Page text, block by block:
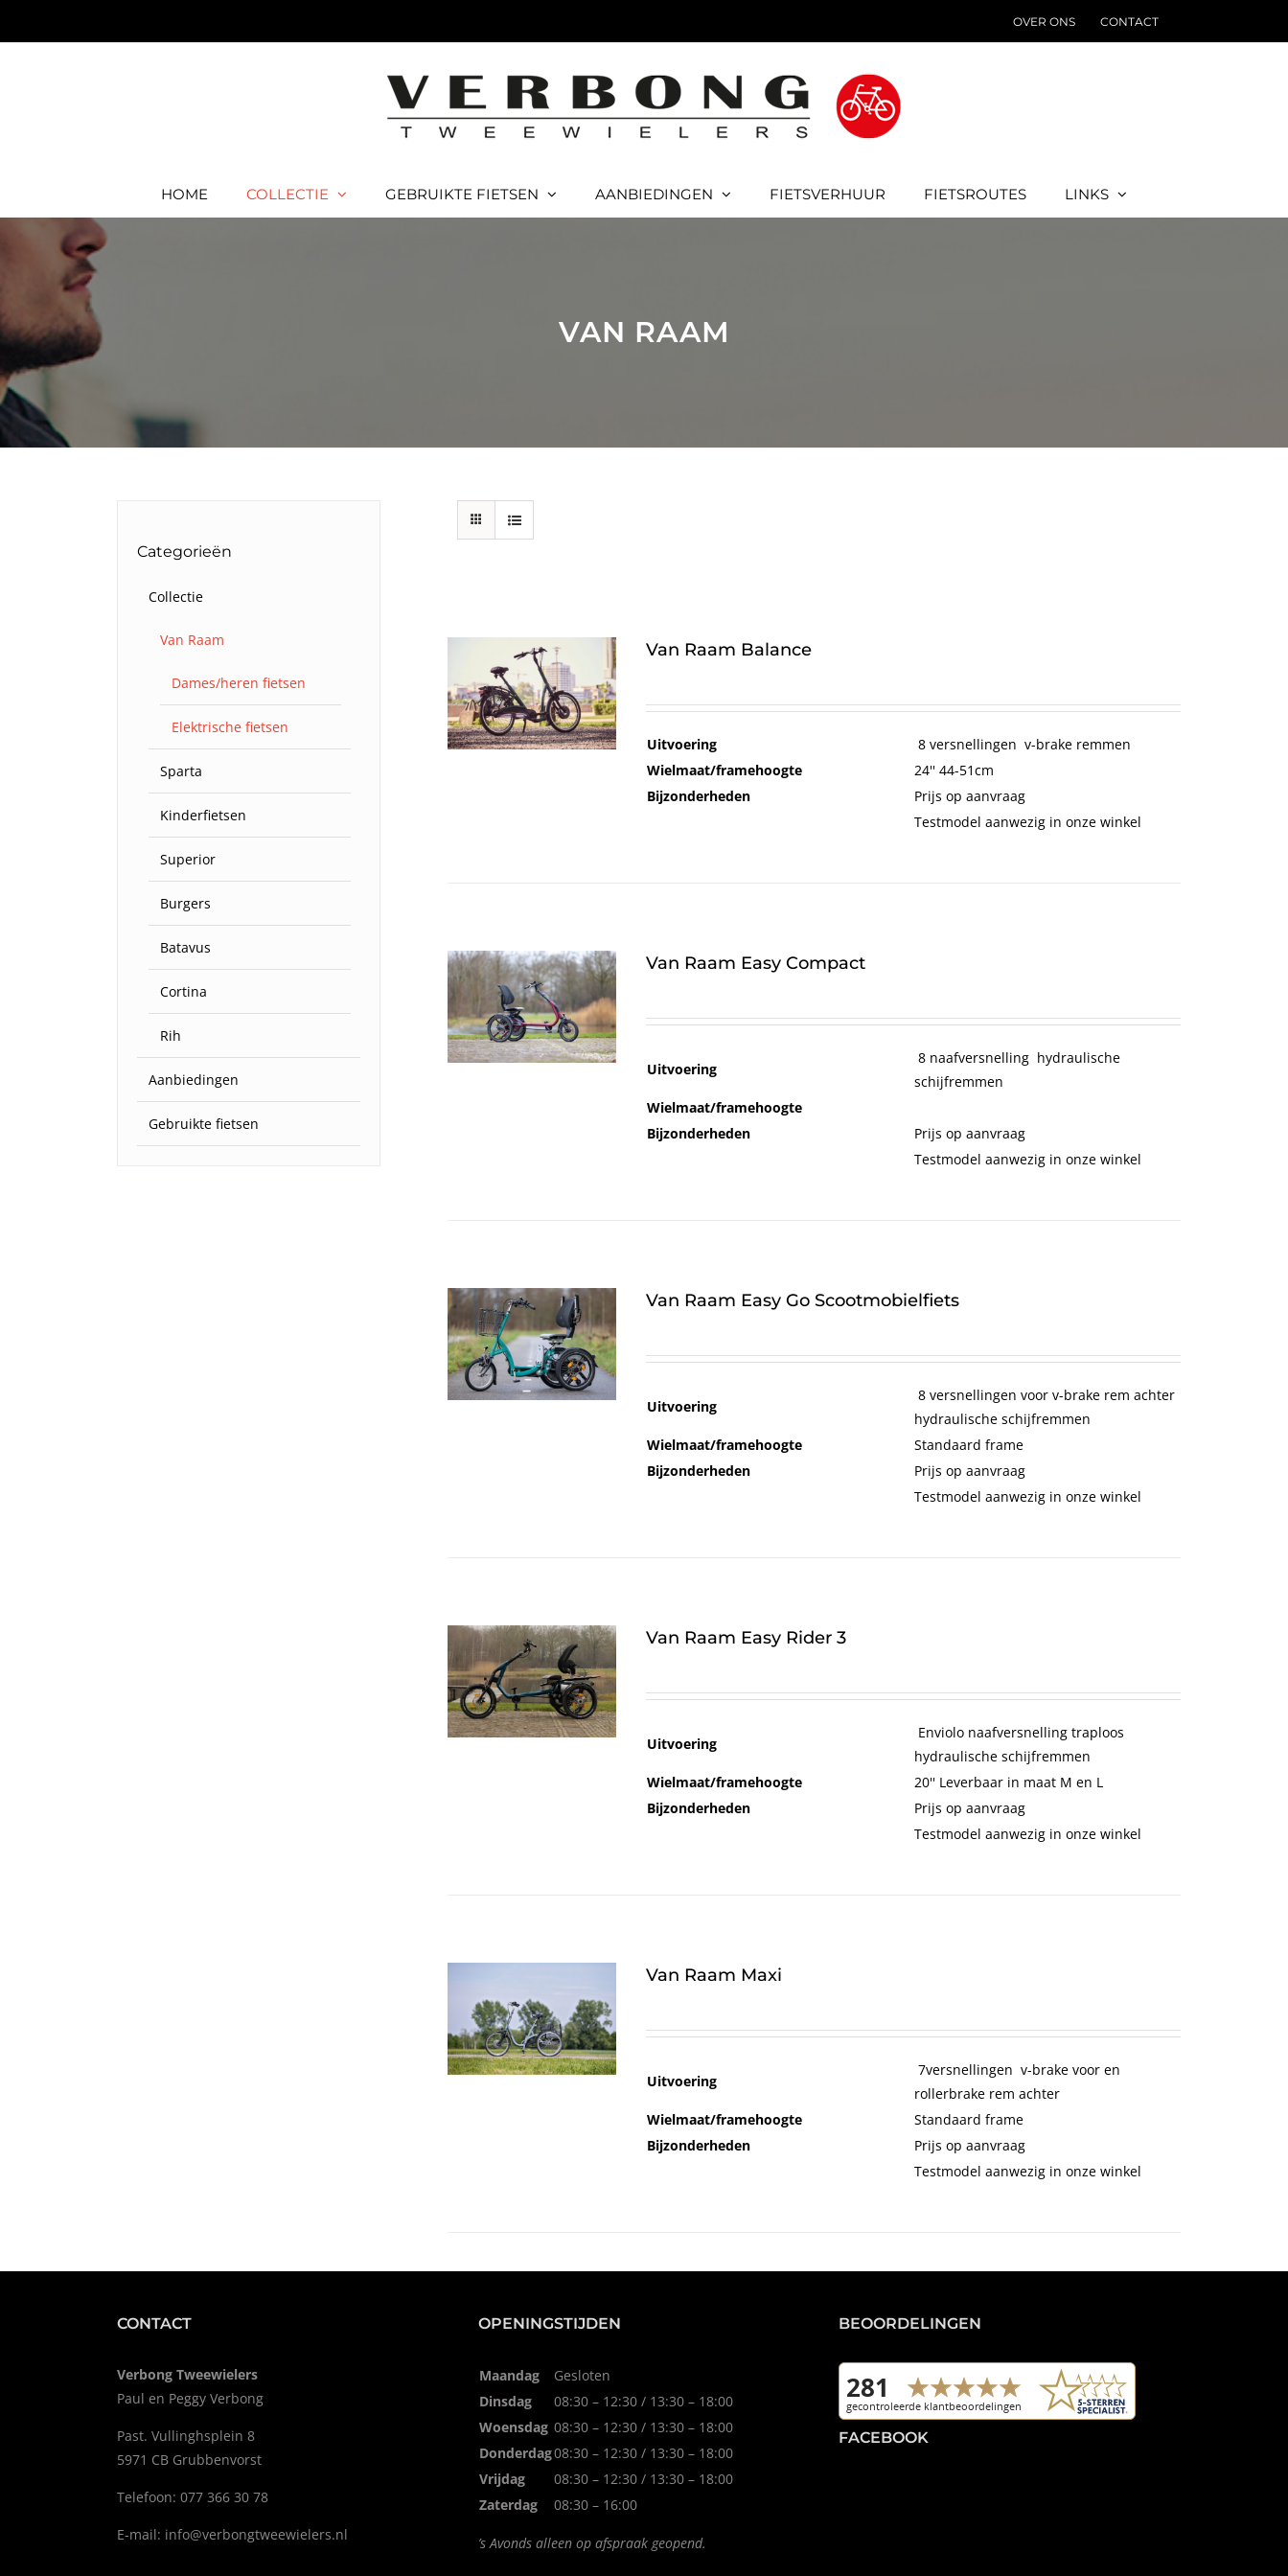
OVER ONS CONTACT
HOME COLLECTIE GEBRUIKTE FIETSEN AANBIEDINGEN FIETSVERHUUR FIETSROUTES LINKS
VAN RAAM
Van Raam Balance
Uitvoering
8 versnellingen v-brake remmen
Wielmaat/framehoogte
24'' 44-51cm
Bijzonderheden
Prijs op aanvraag
Testmodel aanwezig in onze winkel
Van Raam Easy Compact
Uitvoering
8 naafversnelling hydraulische
schijfremmen
Wielmaat/framehoogte
Bijzonderheden
Prijs op aanvraag
Testmodel aanwezig in onze winkel
Van Raam Easy Go Scootmobielfiets
Uitvoering
8 versnellingen voor v-brake rem achter
hydraulische schijfremmen
Wielmaat/framehoogte
Standaard frame
Bijzonderheden
Prijs op aanvraag
Testmodel aanwezig in onze winkel
Van Raam Easy Rider 3
Uitvoering
Enviolo naafversnelling traploos
hydraulische schijfremmen
Wielmaat/framehoogte
20'' Leverbaar in maat M en L
Bijzonderheden
Prijs op aanvraag
Testmodel aanwezig in onze winkel
Van Raam Maxi
Uitvoering
7versnellingen v-brake voor en
rollerbrake rem achter
Wielmaat/framehoogte
Standaard frame
Bijzonderheden
Prijs op aanvraag
Testmodel aanwezig in onze winkel
Categorieën
Collectie
Van Raam
Dames/heren fietsen
Elektrische fietsen
Sparta
Kinderfietsen
Superior
Burgers
Batavus
Cortina
Rih
Aanbiedingen
Gebruikte fietsen
CONTACT
Verbong Tweewielers
Paul en Peggy Verbong
Past. Vullinghsplein 8
5971 CB Grubbenvorst
Telefoon: 077 366 30 78
E-mail: info@verbongtweewielers.nl
OPENINGSTIJDEN
Maandag
Gesloten
Dinsdag
08:30 – 12:30 / 13:30 – 18:00
Woensdag 08:30 – 12:30 / 13:30 – 18:00
Donderdag08:30 – 12:30 / 13:30 – 18:00
Vrijdag
08:30 – 12:30 / 13:30 – 18:00
Zaterdag
08:30 – 16:00
’s Avonds alleen op afspraak geopend.
BEOORDELINGEN
FACEBOOK